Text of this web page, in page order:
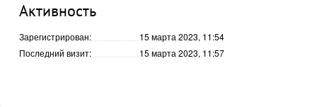
Активность
Зарегистрирован:
15 марта 2023, 11:54
Последний визит:
15 марта 2023, 11:57